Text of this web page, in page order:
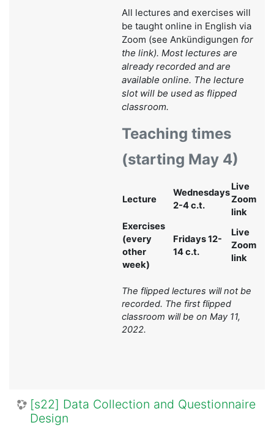
All lectures and exercises will
be taught online in English via
Zoom (see Ankündigungen for
the link). Most lectures are
already recorded and are
available online. The lecture
slot will be used as flipped
classroom.
Teaching times
(starting May 4)
Lecture
Wednesdays
2-4 c.t.
Live
Zoom
link
Exercises
(every
other
week)
Fridays 12-
14 c.t.
Live
Zoom
link
The flipped lectures will not be
recorded. The first flipped
classroom will be on May 11,
2022.
[s22] Data Collection and Questionnaire
Design